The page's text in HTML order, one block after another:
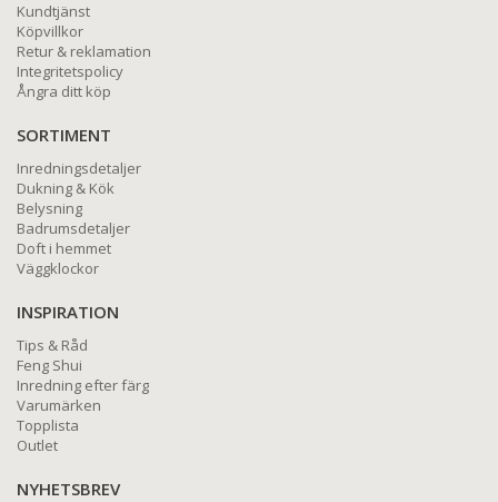
Kundtjänst
Köpvillkor
Retur & reklamation
Integritetspolicy
Ångra ditt köp
SORTIMENT
Inredningsdetaljer
Dukning & Kök
Belysning
Badrumsdetaljer
Doft i hemmet
Väggklockor
INSPIRATION
Tips & Råd
Feng Shui
Inredning efter färg
Varumärken
Topplista
Outlet
NYHETSBREV